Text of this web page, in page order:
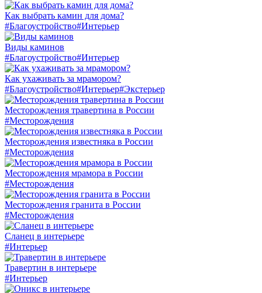
Как выбрать камин для дома?
#Благоустройство#Интерьер
Виды каминов
#Благоустройство#Интерьер
Как ухаживать за мрамором?
#Благоустройство#Интерьер#Экстерьер
Месторождения травертина в России
#Месторождения
Месторождения известняка в России
#Месторождения
Месторождения мрамора в России
#Месторождения
Месторождения гранита в России
#Месторождения
Сланец в интерьере
#Интерьер
Травертин в интерьере
#Интерьер